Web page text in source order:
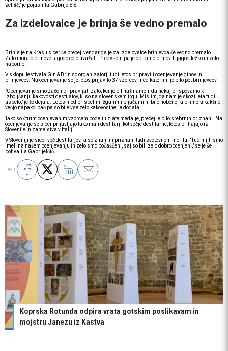
zelišč," je pojasnila Gabrijelčič.
Za izdelovalce je brinja še vedno premalo
Brinja je na Krasu sicer še precej, vendar ga je za izdelovalce brinjevca še vedno premalo.
Zato morajo brinove jagode celo uvažati. Predvsem pa je obiranje brinovih jagod težko in zelo
naporno.
V sklopu festivala Gin & Brin so organizatorji tudi letos pripravili ocenjevanje ginov in
brinjevcev. Na ocenjevanje se je letos prijavilo 37 vzorcev, med katerimi je bilo pet brinjevcev.
"Ocenjevanje smo začeli pripravljati zato, ker je bil naš namen, da nekaj prispevamo k
izboljšanju kakovosti destilatov, ki so na slovenskem trgu. Mislim, da nam je skozi leta tudi
uspelo," je še dejala. Letos med prispelimi žganimi pijačami ni bilo nobene, ki bi imela kakšno
večjo napako, pač pa so bile vse zelo kakovostne, je dodala.
Tako so štirim ocenjevanim vzorcem podelili zlate medalje, precej je bilo srebrnih priznanj. Na
ocenjevanje se sicer prijavljajo tako mali destilarji kot večje destilarne, letos prihajajo iz
Slovenije in zamejstva v Italiji.
V Sloveniji je sicer več destilarjev, ki so znani in priznani tudi svetovnem merilu. "Tudi njih smo
imeli na našem ocenjevanju in zelo smo počaščeni, saj so bili zelo dobro ocenjeni," se je še
pohvalila Gabrijelčič.
Deli:
Koprska Rotunda odpira vrata gotskim poslikavam in
mojstru Janezu iz Kastva